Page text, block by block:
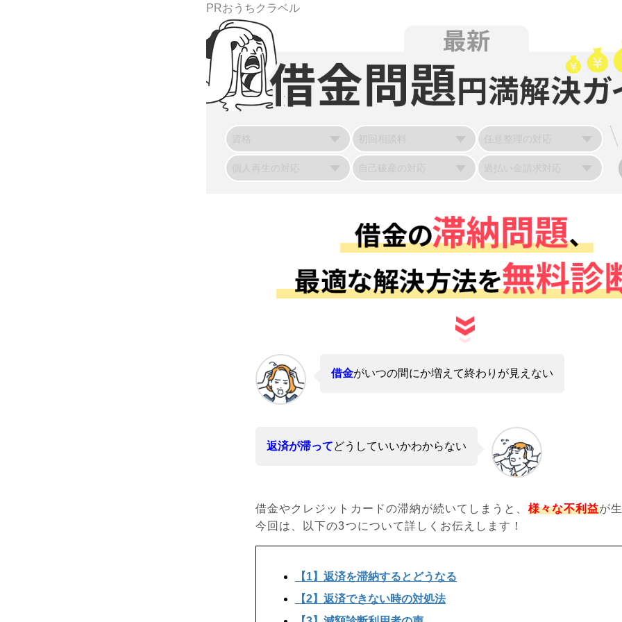
PRおうちクラベル
借金がいつの間にか増えて終わりが見えない
返済が滞ってどうしていいかわからない
借金やクレジットカードの滞納が続いてしまうと、 様々な不利益が
今回は、以下の3つについて詳しくお伝えします！
【1】返済を滞納するとどうなる
【2】返済できない時の対処法